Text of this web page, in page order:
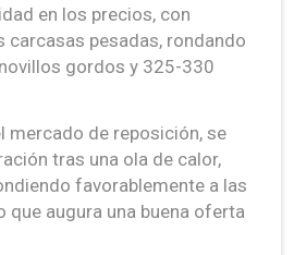
en los precios, con
carcasas pesadas, rondando
gordos y 325-330
mercado de reposición, se
tras una ola de calor,
favorablemente a las
que augura una buena oferta